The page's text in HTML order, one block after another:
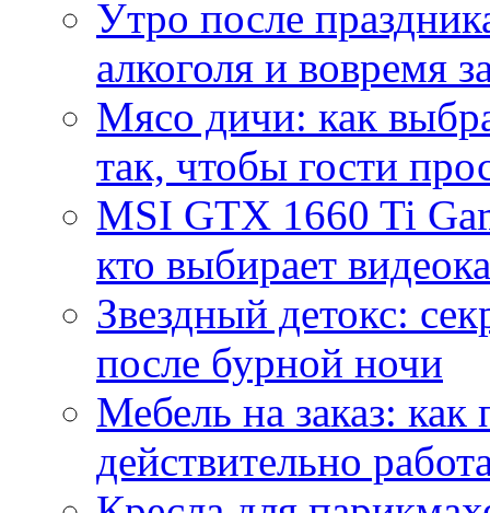
Утро после
алкоголя и вовремя
Мясо дичи: как
так, чтобы гости
MSI GTX 1660 Ti
кто выбирает
Звездный детокс:
после бурной ночи
Мебель на заказ:
действительно